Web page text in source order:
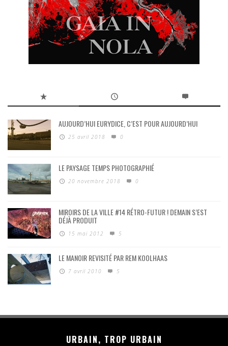
AUJOURD’HUI EURYDICE, C’EST POUR AUJOURD’HUI
25 avril 2018 0
LE PAYSAGE TEMPS PHOTOGRAPHIÉ
20 novembre 2018 0
MIROIRS DE LA VILLE #14 RÉTRO-FUTUR ! DEMAIN S’EST
DÉJÀ PRODUIT
15 mai 2012 5
LE MANOIR REVISITÉ PAR REM KOOLHAAS
7 avril 2010 5
URBAIN, TROP URBAIN